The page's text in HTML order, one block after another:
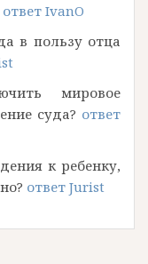
ответ IvanO
в пользу отца
мировое
суда? ответ
к ребенку,
ответ Jurist